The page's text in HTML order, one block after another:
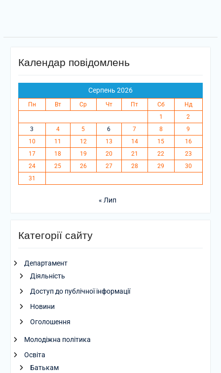
Календар повідомлень
Серпень 2026
Пн Вт Ср Чт Пт Сб
Нд
1
2
3
4 5 6 7 8
9
10
11 12 13 14 15
16
17
18 19 20 21 22
23
24
25 26 27 28 29
30
31
« Лип
Категорії сайту
Департамент
Діяльність
Доступ до публічної інформації
Новини
Оголошення
Молодіжна політика
Освіта
Батькам